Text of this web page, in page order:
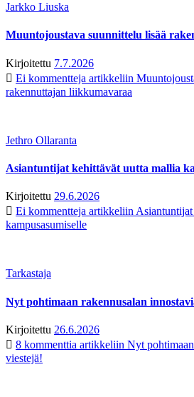
Jarkko Liuska
Muuntojoustava suunnittelu lisää
Kirjoitettu 7.7.2026
Ei kommentteja artikkeliin
rakennuttajan liikkumavaraa
Jethro Ollaranta
Asiantuntijat kehittävät uutta mallia
Kirjoitettu 29.6.2026
Ei kommentteja artikkeliin
kampusasumiselle
Tarkastaja
Nyt pohtimaan rakennusalan
Kirjoitettu 26.6.2026
8 kommenttia artikkeliin Nyt
viestejä!